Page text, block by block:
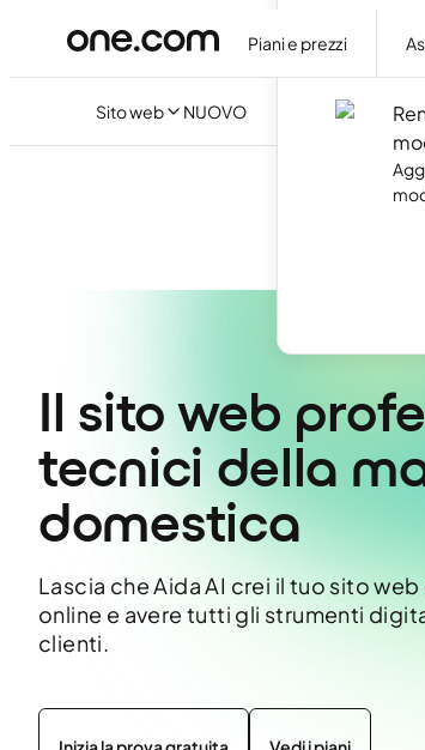
Piani e prezzi
Sito web NUOVO
Il sito web
tecnici della
domestica
Lascia che Aida AI crei il tuo sito
online e avere tutti gli strumenti
clienti.